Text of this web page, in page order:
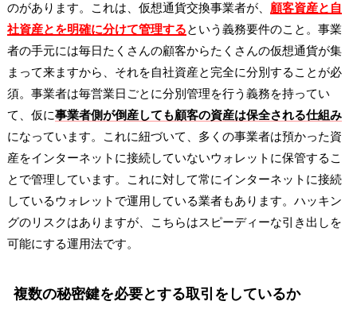
のがあります。これは、仮想通貨交換事業者が、 顧客資産と自
社資産とを明確に分けて管理するという義務要件のこと。事業
者の手元には毎日たくさんの顧客からたくさんの仮想通貨が集
まって来ますから、それを自社資産と完全に分別することが必
須。事業者は毎営業日ごとに分別管理を行う義務を持ってい
て、仮に事業者側が倒産しても顧客の資産は保全される仕組み
になっています。これに紐づいて、多くの事業者は預かった資
産をインターネットに接続していないウォレットに保管するこ
とで管理しています。これに対して常にインターネットに接続
しているウォレットで運用している業者もあります。ハッキン
グのリスクはありますが、こちらはスピーディーな引き出しを
可能にする運用法です。
複数の秘密鍵を必要とする取引をしているか